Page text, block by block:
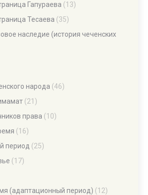
Гапураева (13)
Тесаева (35)
наследие (история чеченских
народа (46)
(21)
права (10)
(16)
период (25)
(17)
(адаптационный период) (12)